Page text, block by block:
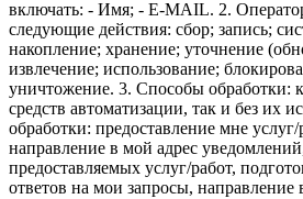
включать: - Имя; - E-MAIL. 2.
следующие действия: сбор; запись;
накопление; хранение; уточнение
извлечение; использование;
уничтожение. 3. Способы обработки:
средств автоматизации, так и без их
обработки: предоставление мне
направление в мой адрес
предоставляемых услуг/работ,
ответов на мои запросы, направление